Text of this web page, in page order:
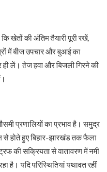
खेतों की अंतिम तैयारी पूरी रखें,
में बीज उपचार और बुआई का
लें। तेज हवा और बिजली गिरने की
प्रणालियों का प्रभाव है। समुद्र
से होते हुए बिहार-झारखंड तक फैला
की सक्रियता से वातावरण में नमी
है। यदि परिस्थितियां यथावत रहीं